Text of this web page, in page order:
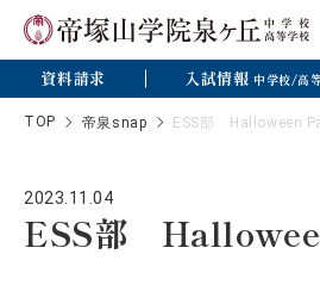
資料請求 入試情報 中学校/高
TOP 帝泉snap ESS部 Halloween
2023.11.04
ESS部